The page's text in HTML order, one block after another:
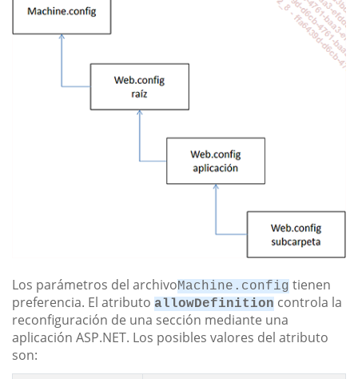
Los parámetros del archivoMachine.config tienen
preferencia. El atributo allowDefinition controla la
reconfiguración de una sección mediante una
aplicación ASP.NET. Los posibles valores del atributo
son: